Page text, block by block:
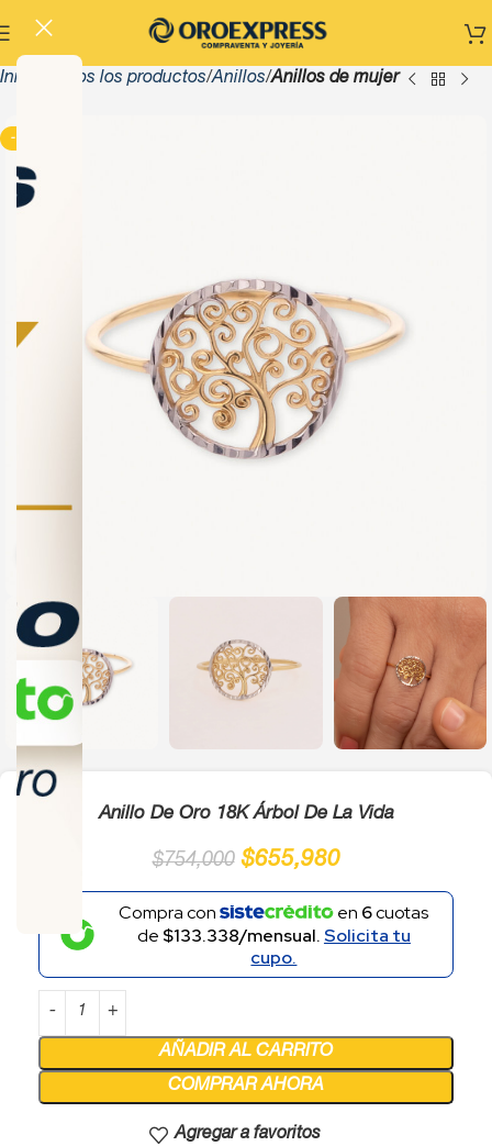
Inicio Todos los productos Anillos Anillos de mujer
-13%
Anillo De Oro 18K Árbol De La Vida
$754,000 $655,980
Compra con en 6cuotas
de $133.338/mensual.Solicita tu
cupo.
AÑADIR AL CARRITO
COMPRAR AHORA
Agregar a favoritos